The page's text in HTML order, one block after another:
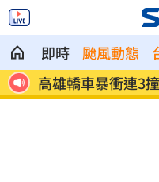
即時 颱風動態
高雄轎車暴衝連3